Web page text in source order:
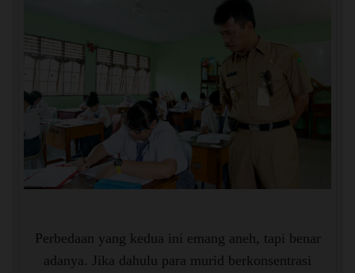
Perbedaan yang kedua ini emang aneh, tapi benar
adanya. Jika dahulu para murid berkonsentrasi